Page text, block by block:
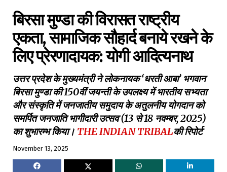
बिरसा मुण्डा की विरासत राष्ट्रीय
एकता, सामाजिक सौहार्द बनाये रखने के
लिए प्रेरणादायक: योगी आदित्यनाथ
उत्तर प्रदेश के मुख्यमंत्री ने लोकनायक ‘धरती आबा’ भगवान
बिरसा मुण्डा की 150वीं जयन्ती के उपलक्ष्य में भारतीय सभ्यता
और संस्कृति में जनजातीय समुदाय के अतुलनीय योगदान को
समर्पित जनजाति भागीदारी उत्सव (13 से 18 नवम्बर, 2025)
का शुभारम्भ किया। THE INDIAN TRIBALकी रिपोर्ट
November 13, 2025